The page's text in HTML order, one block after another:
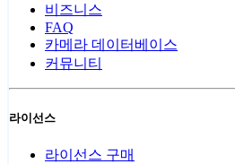
비즈니스
FAQ
카메라 데이터베이스
커뮤니티
라이선스
라이선스 구매